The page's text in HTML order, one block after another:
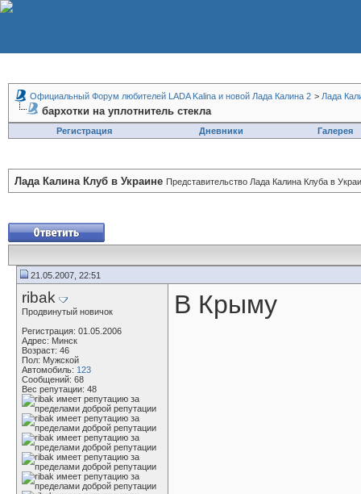
Официальный Форум любителей LADA Kalina и новой Лада Калина 2 > Лада
бархотки на уплотнитель стекла
Регистрация Дневники Галерея
Лада Калина Клуб в Украине Представительство Лада Калина Клуба в
21.05.2007, 22:51
ribak
Продвинутый новичок
Регистрация: 01.05.2006
Адрес: Минск
Возраст: 46
Пол: Мужской
Автомобиль: 123
Сообщений: 68
Вес репутации: 48
В Крыму